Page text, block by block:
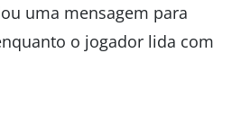
uma mensagem para
o jogador lida com